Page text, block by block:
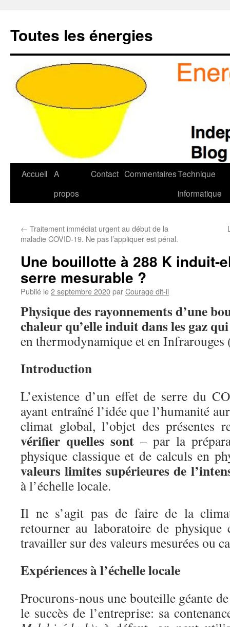
contenu
Toutes les énergies
Accueil A
propos
Contact CommentairesTechnique
informatique
← Traitement immédiat urgent au début de la
maladie COVID-19. Ne pas l’appliquer est pénal.
Une bouillotte à 288 K induit-
serre mesurable ?
Publié le2 septembre 2020parCourage dit-il
Physique des rayonnements d’une
chaleur qu’elle induit dans les gaz
en thermodynamique et en
Introduction
L’existence d’un effet de serre du
ayant entraîné l’idée que l’humanité
climat global, l’objet des présentes
vérifier quelles sont – par la
physique classique et de calculs en
valeurs limites supérieures de
à l’échelle locale.
Il ne s’agit pas de faire de la
retourner au laboratoire de physique
travailler sur des valeurs mesurées ou
Expériences à l’échelle locale
Procurons-nous une bouteille géante
le succès de l’entreprise: sa